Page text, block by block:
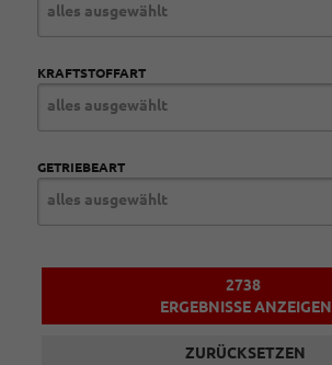
alles ausgewählt
KRAFTSTOFFART
alles ausgewählt
GETRIEBEART
alles ausgewählt
2738
ERGEBNISSE ANZEIGEN
ZURÜCKSETZEN